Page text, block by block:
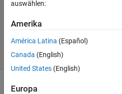
Kastanya
solvers
12 likes
auswählen:
Amerika
América Latina (Español)
Canada (English)
United States (English)
Europa